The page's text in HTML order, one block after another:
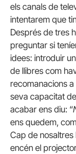
els canals de
intentarem que
Després de tres
preguntar si
idees: introduir
de llibres com
recomanacions
seva capacitat
acabar ens diu: “
ens quedem,
Cap de
encén el